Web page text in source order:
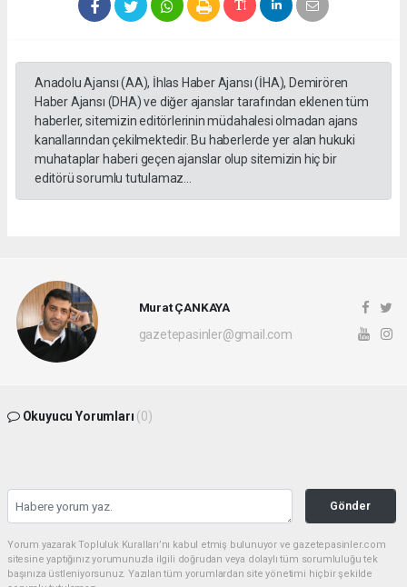
Anadolu Ajansı (AA), İhlas Haber Ajansı (İHA), Demirören
Haber Ajansı (DHA) ve diğer ajanslar tarafından eklenen tüm
haberler, sitemizin editörlerinin müdahalesi olmadan ajans
kanallarından çekilmektedir. Bu haberlerde yer alan hukuki
muhataplar haberi geçen ajanslar olup sitemizin hiç bir
editörü sorumlu tutulamaz...
Murat ÇANKAYA
gazetepasinler@gmail.com
Okuyucu Yorumları (0)
Gönder
Yorum yazarak Topluluk Kuralları’nı kabul etmiş bulunuyor ve gazetepasinler.com
sitesine yaptığınız yorumunuzla ilgili doğrudan veya dolaylı tüm sorumluluğu tek
başınıza üstleniyorsunuz. Yazılan tüm yorumlardan site yönetimi hiçbir şekilde